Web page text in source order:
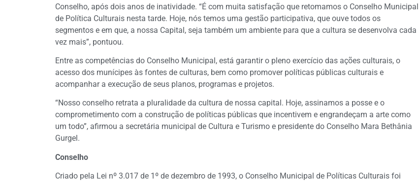
Conselho, após dois anos de inatividade. “É com muita satisfação que retomamos o Conselho Municipal
de Política Culturais nesta tarde. Hoje, nós temos uma gestão participativa, que ouve todos os
segmentos e em que, a nossa Capital, seja também um ambiente para que a cultura se desenvolva cada
vez mais”, pontuou.
Entre as competências do Conselho Municipal, está garantir o pleno exercício das ações culturais, o
acesso dos munícipes às fontes de culturas, bem como promover políticas públicas culturais e
acompanhar a execução de seus planos, programas e projetos.
“Nosso conselho retrata a pluralidade da cultura de nossa capital. Hoje, assinamos a posse e o
comprometimento com a construção de políticas públicas que incentivem e engrandeçam a arte como
um todo”, afirmou a secretária municipal de Cultura e Turismo e presidente do Conselho Mara Bethânia
Gurgel.
Conselho
Criado pela Lei nº 3.017 de 1º de dezembro de 1993, o Conselho Municipal de Políticas Culturais foi